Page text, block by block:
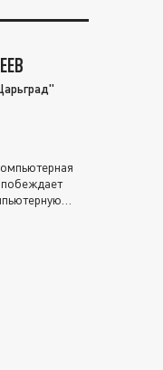
побеждает